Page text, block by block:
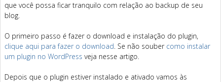
que você possa ficar tranquilo com relação ao backup de seu
blog.
O primeiro passo é fazer o download e instalação do plugin,
clique aqui para fazer o download. Se não souber como instalar
um plugin no WordPress veja nesse artigo.
Depois que o plugin estiver instalado e ativado vamos às